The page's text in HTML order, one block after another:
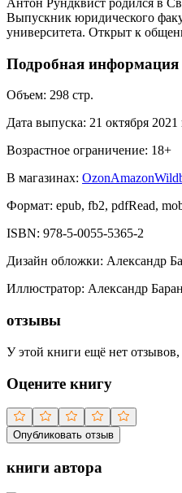
Антон Рундквист родился в
Выпускник юридического
университета. Открыт к
Подробная информация
Объем: 298 стр.
Дата выпуска: 21 октября 2021
Возрастное ограничение: 18+
В магазинах: OzonAmazon
Формат: epub, fb2, pdfRead,
ISBN: 978-5-0055-5365-2
Дизайн обложки: Александр
Иллюстратор: Александр
отзывы
У этой книги ещё нет
Оцените книгу
Опубликовать отзыв
книги автора